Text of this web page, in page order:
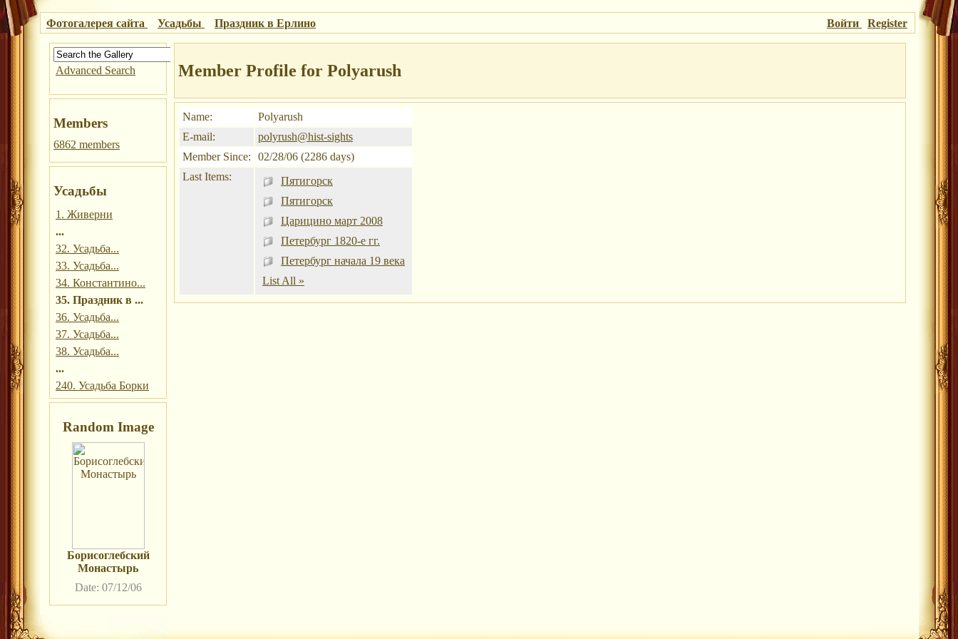
Войти Register
Фотогалерея сайта Усадьбы Праздник в Ерлино
Advanced Search
Members
6862 members
Усадьбы
1. Живерни
...
32. Усадьба...
33. Усадьба...
34. Константино...
35. Праздник в ...
36. Усадьба...
37. Усадьба...
38. Усадьба...
...
240. Усадьба Борки
Random Image
Борисоглебский
Монастырь
Date: 07/12/06
Member Profile for Polyarush
Name:
Polyarush
E-mail:
polyrush@hist-sights
Member Since:
02/28/06 (2286 days)
Last Items:
Пятигорск
Пятигорск
Царицино март 2008
Петербург 1820-е гг.
Петербург начала 19 века
List All »